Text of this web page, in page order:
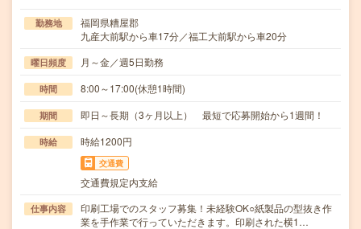
勤務地
福岡県糟屋郡
九産大前駅から車17分／福工大前駅から車20分
曜日頻度 月～金／週5日勤務
時間 8:00～17:00(休憩1時間)
期間 即日～長期（3ヶ月以上） 最短で応募開始から1週間！
時給 時給1200円
交通費
交通費規定内支給
仕事内容
印刷工場でのスタッフ募集！未経験OK○紙製品の型抜き作
業を手作業で行っていただきます。印刷された横1…